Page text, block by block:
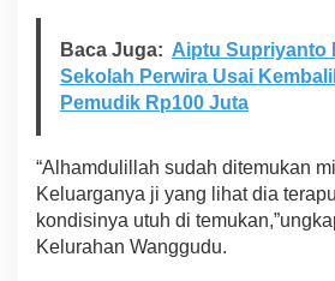
n
W
g
K
o
n
Baca Juga: Aiptu Supriyanto
Sekolah Perwira Usai
Pemudik Rp100 Juta
“Alhamdulillah sudah ditemukan
Keluarganya ji yang lihat dia
kondisinya utuh di
Kelurahan Wanggudu.